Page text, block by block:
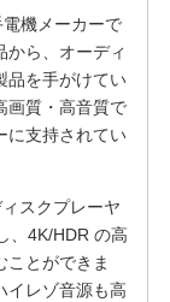
機メーカーで
から、オーディ
品を手がけてい
画質・高音質で
に支持されてい
スクプレーヤ
、4K/HDR の高
ことができま
イレゾ音源も高